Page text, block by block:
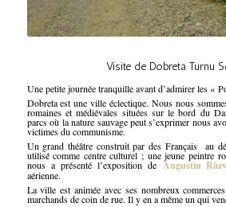
Visite de Dobreta Turnu
Une petite journée tranquille avant d’admirer les «
Dobreta est une ville éclectique. Nous nous
romaines et médiévales situées sur le bord du
parcs où la nature sauvage peut s’exprimer nous
victimes du communisme.
Un grand théâtre construit par des Français au
utilisé comme centre culturel ; une jeune peintre
nous a présenté l’exposition de Augustin R
aérienne.
La ville est animée avec ses nombreux
marchands de coin de rue. Il y en a même un qui